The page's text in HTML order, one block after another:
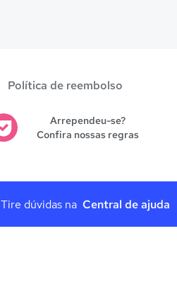
Política de reembolso
Arrependeu-se?
Confira nossas regras
Tire dúvidas na Central de ajuda